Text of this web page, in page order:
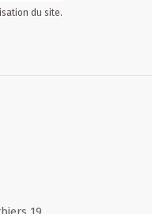
du site.